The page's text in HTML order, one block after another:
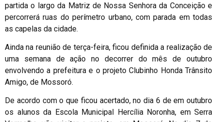
partida o largo da Matriz de Nossa Senhora da Conceição e
percorrerá ruas do perímetro urbano, com parada em todas
as capelas da cidade.
Ainda na reunião de terça-feira, ficou definida a realização de
uma semana de ação no decorrer do mês de outubro
envolvendo a prefeitura e o projeto Clubinho Honda Trânsito
Amigo, de Mossoró.
De acordo com o que ficou acertado, no dia 6 de em outubro
os alunos da Escola Municipal Hercília Noronha, em Serra